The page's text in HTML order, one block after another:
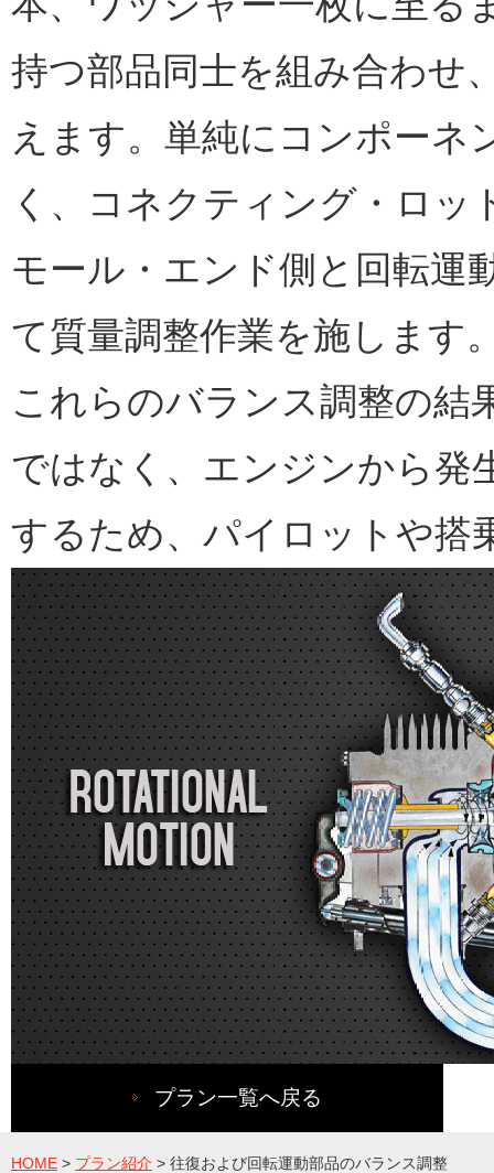
持つ部品同士を組み合わせ
えます。単純にコンポーネ
く、コネクティング・ロッ
モール・エンド側と回転運
て質量調整作業を施します
これらのバランス調整の結
ではなく、エンジンから発
するため、パイロットや搭
プラン一覧へ戻る
HOME > プラン紹介 > 往復および回転運動部品のバランス調整